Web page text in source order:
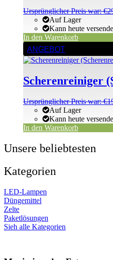
Ursprünglicher Preis war:
Auf Lager
Kann heute
In den Warenkorb
ANGEBOT
Scherenreiniger
Ursprünglicher Preis war:
Auf Lager
Kann heute
In den Warenkorb
Unsere beliebtesten
Kategorien
LED-Lampen
Düngemittel
Zelte
Paketlösungen
Sieh alle Kategorien